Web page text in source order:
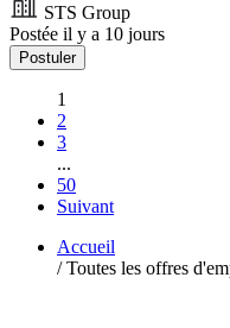
STS Group
Postée il y a 10 jours
Postuler
1
2
3
...
50
Suivant
Accueil
/ Toutes les offres